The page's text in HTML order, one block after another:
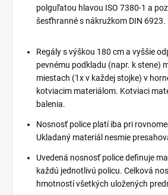
polguľatou hlavou ISO 7380-1 a
šesťhranné s nákružkom DIN 6923.
Regály s výškou 180 cm a vyššie
pevnému podkladu (napr. k stene)
miestach (1x v každej stojke) v
kotviacim materiálom. Kotviaci
balenia.
Nosnosť police platí iba pri
Ukladaný materiál nesmie
Uvedená nosnosť police definuje
každú jednotlivú policu. Celková
hmotností všetkých uložených